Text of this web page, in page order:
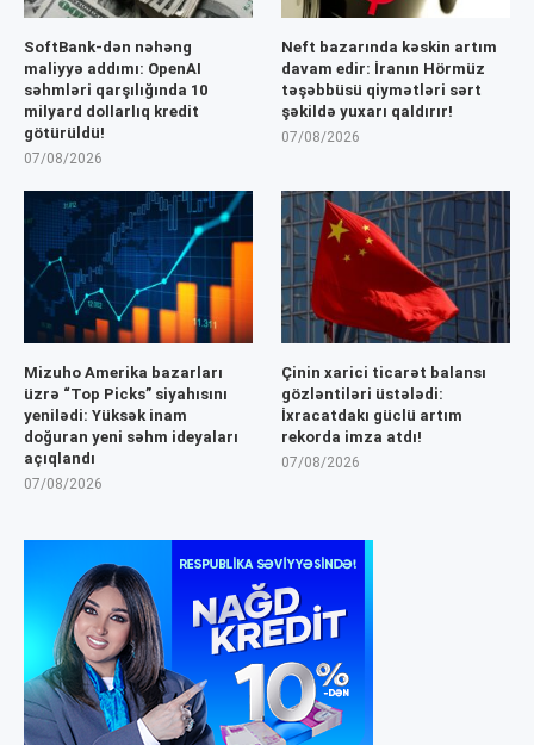
SoftBank-dən nəhəng
maliyyə addımı: OpenAI
səhmləri qarşılığında 10
milyard dollarlıq kredit
götürüldü!
07/08/2026
Neft bazarında kəskin artım
davam edir: İranın Hörmüz
təşəbbüsü qiymətləri sərt
şəkildə yuxarı qaldırır!
07/08/2026
Mizuho Amerika bazarları
üzrə “Top Picks” siyahısını
yenilədi: Yüksək inam
doğuran yeni səhm ideyaları
açıqlandı
07/08/2026
Çinin xarici ticarət balansı
gözləntiləri üstələdi:
İxracatdakı güclü artım
rekorda imza atdı!
07/08/2026